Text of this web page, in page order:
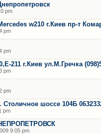
pm
w210 г.Киев пр-т
pm
pm
211 г.Киев ул.М.Гречка
pm
pm
Столичное шоссе 104Б
pm
9:05 pm